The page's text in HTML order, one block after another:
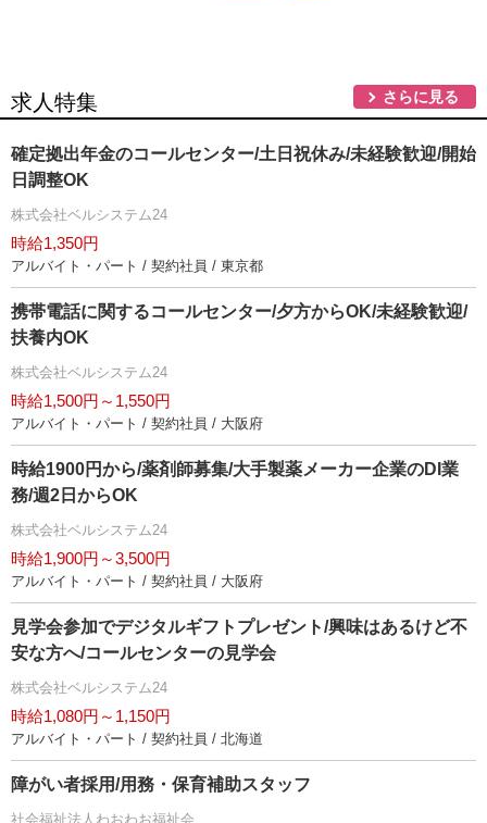
求人特集 さらに見る
確定拠出年金のコールセンター/土日祝休み/未経験歓迎/開始
日調整OK
株式会社ベルシステム24
時給1,350円
アルバイト・パート / 契約社員 / 東京都
携帯電話に関するコールセンター/夕方からOK/未経験歓迎/
扶養内OK
株式会社ベルシステム24
時給1,500円～1,550円
アルバイト・パート / 契約社員 / 大阪府
時給1900円から/薬剤師募集/大手製薬メーカー企業のDI業
務/週2日からOK
株式会社ベルシステム24
時給1,900円～3,500円
アルバイト・パート / 契約社員 / 大阪府
見学会参加でデジタルギフトプレゼント/興味はあるけど不
安な方へ/コールセンターの見学会
株式会社ベルシステム24
時給1,080円～1,150円
アルバイト・パート / 契約社員 / 北海道
障がい者採用/用務・保育補助スタッフ
社会福祉法人わおわお福祉会